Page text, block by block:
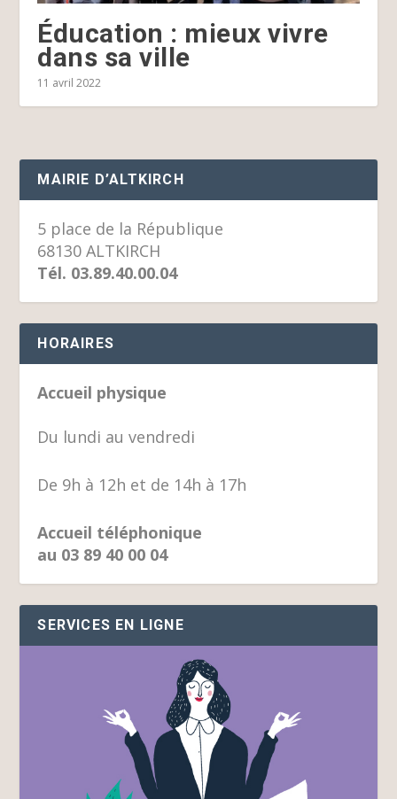
Éducation : mieux vivre
dans sa ville
11 avril 2022
MAIRIE D’ALTKIRCH
5 place de la République
68130 ALTKIRCH
Tél. 03.89.40.00.04
HORAIRES
Accueil physique
Du lundi au vendredi
De 9h à 12h et de 14h à 17h
Accueil téléphonique
au 03 89 40 00 04
SERVICES EN LIGNE